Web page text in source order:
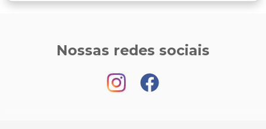
Nossas redes sociais